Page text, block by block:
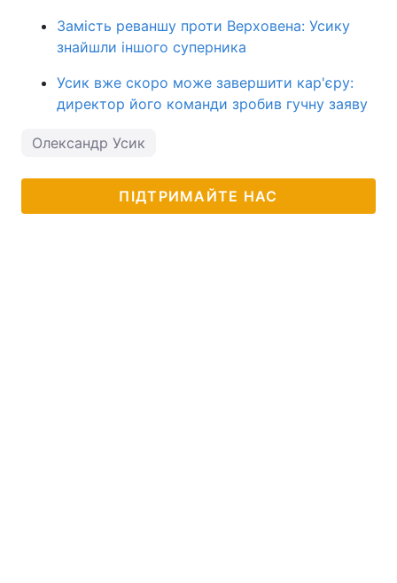
Замість реваншу проти Верховена: Усику
знайшли іншого суперника
Усик вже скоро може завершити кар'єру:
директор його команди зробив гучну заяву
Олександр Усик
ПІДТРИМАЙТЕ НАС